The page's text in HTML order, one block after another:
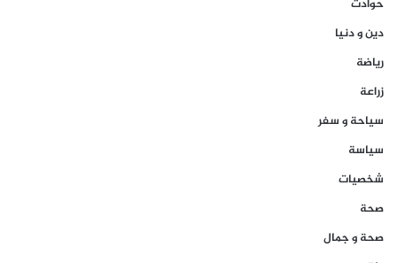
حوادث
دين و دنيا
رياضة
زراعة
سياحة و سفر
سياسة
شخصيات
صحة
صحة و جمال